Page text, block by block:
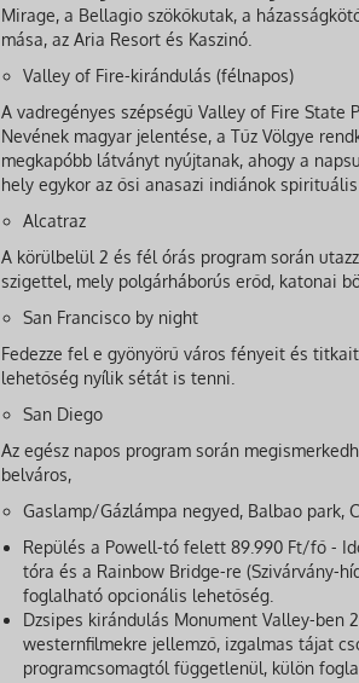
Mirage, a Bellagio szökőkutak, a
mása, az Aria Resort és Kaszinó.
Valley of Fire-kirándulás (félnapos)
A vadregényes szépségű Valley of Fire State
Nevének magyar jelentése, a Tűz Völgye
megkapóbb látványt nyújtanak, ahogy a
hely egykor az ősi anasazi indiánok
Alcatraz
A körülbelül 2 és fél órás program során
szigettel, mely polgárháborús erőd, katonai
San Francisco by night
Fedezze fel e gyönyörű város fényeit és
lehetőség nyílik sétát is tenni.
San Diego
Az egész napos program során
belváros,
Gaslamp/Gázlámpa negyed, Balbao park,
Repülés a Powell-tó felett 89.990 Ft/fő -
tóra és a Rainbow Bridge-re (Szivárvány-
foglalható opcionális lehetőség.
Dzsipes kirándulás Monument Valley-ben
westernfilmekre jellemző, izgalmas tájat
programcsomagtól függetlenül, külön